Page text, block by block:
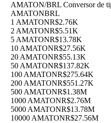
AMATON/BRL Conversor de
AMATONBRL
1 AMATONR$2.76K
2 AMATONR$5.51K
5 AMATONR$13.78K
10 AMATONR$27.56K
20 AMATONR$55.13K
50 AMATONR$137.82K
100 AMATONR$275.64K
200 AMATONR$551.27K
500 AMATONR$1.38M
1000 AMATONR$2.76M
5000 AMATONR$13.78M
10000 AMATONR$27.56M